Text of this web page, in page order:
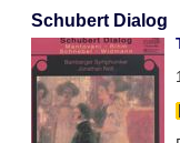
Schubert Dialog